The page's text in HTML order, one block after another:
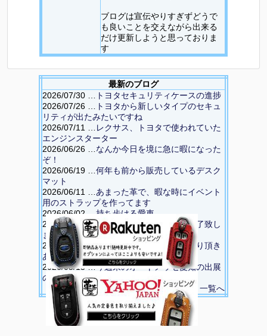
ブログは宣伝やりすぎずどうで
も良いことを交えながら出来る
だけ更新しようと思っておりま
す
最新のブログ
2026/07/30 …
トヨタセキュリティケースの進捗
2026/07/26 …
トヨタから新しいタイプのセキュ
リティが出たみたいですね
2026/07/11 …
レクサス、トヨタで使われていた
エンジンスターター
2026/06/26 … なんか今日を境に急に暇になった
ぞ！
2026/06/19 … 何年も前から販売しているデスク
マット
2026/06/11 … あまった革で、暇な時にイベント
用のストラップを作ってます
2026/06/02 … 持ち歩ける愛車
2026/05/20 …無事にオートメッセ愛知終了致し
ました
2026/05/18 …昨日は沢山の方にお立ち寄り頂き
ありがとうございました
2026/05/15 …今週末のオートメッセ愛知の出展
の為に、ショップスペース解体中
一覧へ